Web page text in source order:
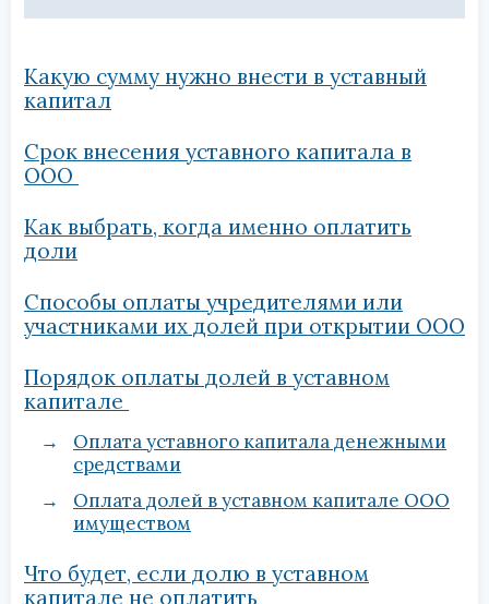
Какую сумму нужно внести в уставный
капитал
Срок внесения уставного капитала в
ООО
Как выбрать, когда именно оплатить
доли
Способы оплаты учредителями или
участниками их долей при открытии ООО
Порядок оплаты долей в уставном
капитале
Оплата уставного капитала денежными
средствами
Оплата долей в уставном капитале ООО
имуществом
Что будет, если долю в уставном
капитале не оплатить